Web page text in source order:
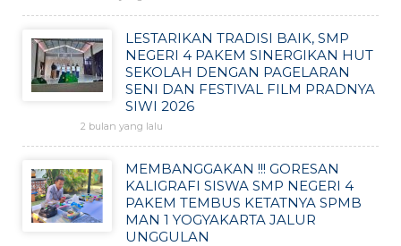
LESTARIKAN TRADISI BAIK, SMP
NEGERI 4 PAKEM SINERGIKAN HUT
SEKOLAH DENGAN PAGELARAN
SENI DAN FESTIVAL FILM PRADNYA
SIWI 2026
2 bulan yang lalu
MEMBANGGAKAN !!! GORESAN
KALIGRAFI SISWA SMP NEGERI 4
PAKEM TEMBUS KETATNYA SPMB
MAN 1 YOGYAKARTA JALUR
UNGGULAN